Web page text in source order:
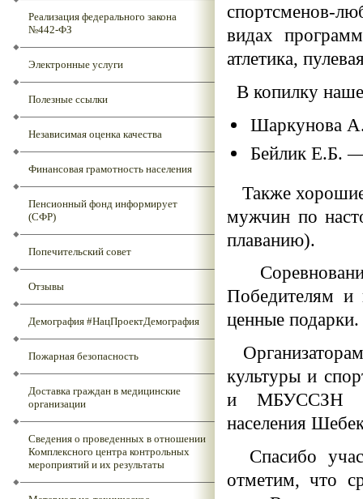
Реализация федерального закона
№442-ФЗ
Электронные услуги
Полезные ссылки
Независимая оценка качества
Финансовая грамотность населения
Пенсионный фонд информирует
(СФР)
Попечительский совет
Отзывы
Демография #НацПроектДемография
Пожарная безопасность
Доставка граждан в медицинские
организации
Сведения о проведенных в отношении
Комплексного центра контрольных
мероприятий и их результаты
спортсменов-
видах
атлетика,
В копилку
Шаркунова
Бейлик Е.Б. —
Также
мужчин по
плаванию).
Победителям
ценные подарки.
культуры и
и МБУССЗН
населения
Спасибо
отметим, что